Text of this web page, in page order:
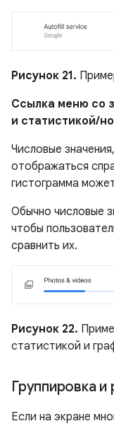
Рисунок 21.
Ссылка меню со
и статистикой/
Числовые
отображаться
гистограмма
Обычно числовые
чтобы
сравнить их.
Рисунок 22.
статистикой и
Группировка и
Если на экране